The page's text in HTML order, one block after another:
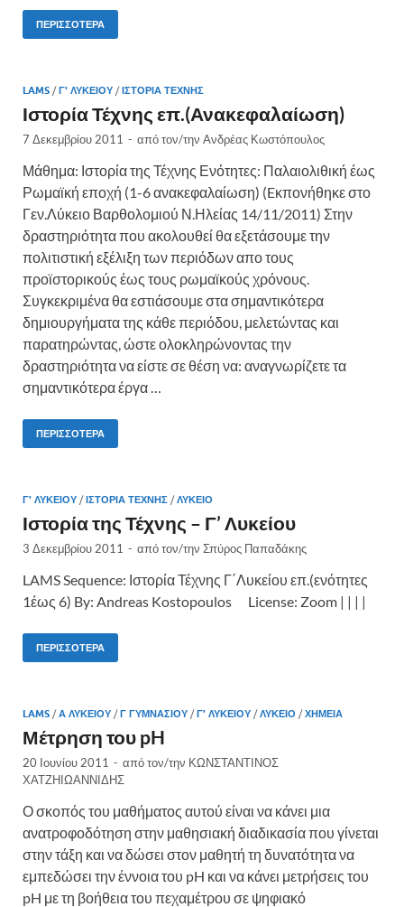
ΠΕΡΙΣΣΌΤΕΡΑ
LAMS /Γ' ΛΥΚΕΊΟΥ /ΙΣΤΟΡΊΑ ΤΈΧΝΗΣ
Ιστορία Τέχνης επ.(Ανακεφαλαίωση)
7 Δεκεμβρίου 2011 - από τον/την Aνδρέας Κωστόπουλος
Μάθημα: Ιστορία της Τέχνης Ενότητες: Παλαιολιθική έως
Ρωμαϊκή εποχή (1-6 ανακεφαλαίωση) (Eκπονήθηκε στο
Γεν.Λύκειο Βαρθολομιού Ν.Ηλείας 14/11/2011) Στην
δραστηριότητα που ακολουθεί θα εξετάσουμε την
πολιτιστική εξέλιξη των περιόδων απο τους
προϊστορικούς έως τους ρωμαϊκούς χρόνους.
Συγκεκριμένα θα εστιάσουμε στα σημαντικότερα
δημιουργήματα της κάθε περιόδου, μελετώντας και
παρατηρώντας, ώστε ολοκληρώνοντας την
δραστηριότητα να είστε σε θέση να: αναγνωρίζετε τα
σημαντικότερα έργα …
ΠΕΡΙΣΣΌΤΕΡΑ
Γ' ΛΥΚΕΊΟΥ /ΙΣΤΟΡΊΑ ΤΈΧΝΗΣ /ΛΎΚΕΙΟ
Ιστορία της Τέχνης – Γ’ Λυκείου
3 Δεκεμβρίου 2011 - από τον/την Σπύρος Παπαδάκης
LAMS Sequence: Ιστορία Τέχνης Γ΄Λυκείου επ.(ενότητες
1έως 6) By: Andreas Kostopoulos License: Zoom | | | |
ΠΕΡΙΣΣΌΤΕΡΑ
LAMS /Α ΛΥΚΕΊΟΥ /Γ ΓΥΜΝΑΣΊΟΥ /Γ' ΛΥΚΕΊΟΥ /ΛΎΚΕΙΟ /ΧΗΜΕΊΑ
Μέτρηση του pH
20 Ιουνίου 2011 - από τον/την ΚΩΝΣΤΑΝΤΙΝΟΣ
ΧΑΤΖΗΙΩΑΝΝΙΔΗΣ
Ο σκοπός του μαθήματος αυτού είναι να κάνει μια
ανατροφοδότηση στην μαθησιακή διαδικασία που γίνεται
στην τάξη και να δώσει στον μαθητή τη δυνατότητα να
εμπεδώσει την έννοια του pH και να κάνει μετρήσεις του
pH με τη βοήθεια του πεχαμέτρου σε ψηφιακό